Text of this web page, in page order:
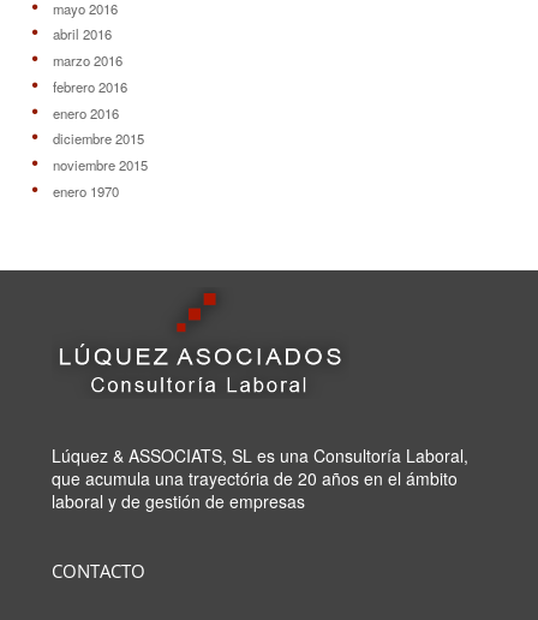
mayo 2016
abril 2016
marzo 2016
febrero 2016
enero 2016
diciembre 2015
noviembre 2015
enero 1970
Lúquez & ASSOCIATS, SL es una Consultoría Laboral,
que acumula una trayectória de 20 años en el ámbito
laboral y de gestión de empresas
CONTACTO